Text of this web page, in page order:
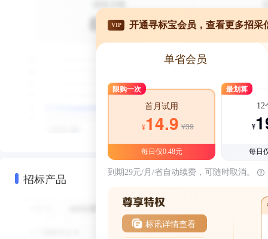
招标产品
VIP 开通寻标宝会员，查看更多招采
单省会员
限购一次
首月试用
¥14.9 ¥39
每日仅0.48元
最划算
12
¥
每日
到期29元/月/省自动续费，可随时取消。
标讯详情查看